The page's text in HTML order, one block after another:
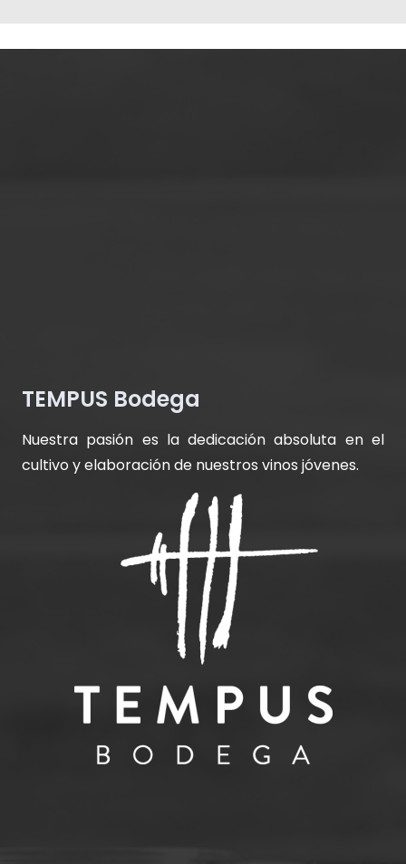
TEMPUS Bodega
Nuestra pasión es la dedicación absoluta en el
cultivo y elaboración de nuestros vinos jóvenes.